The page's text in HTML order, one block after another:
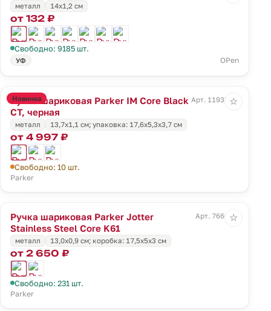
металл
14х1,2 см
от 132 ₽
Свободно: 9185 шт.
УФ OPen
Новинка
Ручка шариковая Parker IM Core Black
CT, черная
Арт. 11933.10
металл 13,7x1,1 см; упаковка: 17,6x5,3x3,7 см
от 4 997 ₽
Свободно: 10 шт.
Parker
☆
Ручка шариковая Parker Jotter
Stainless Steel Core K61
Арт. 7660.10
металл 13,0х0,9 см; коробка: 17,5х5х3 см
от 2 650 ₽
Свободно: 231 шт.
Parker
☆